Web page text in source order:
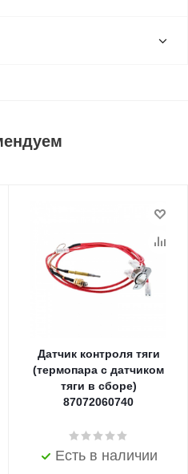
Датчик контроля тяги
(термопара с датчиком
тяги в сборе)
87072060740
Есть в наличии